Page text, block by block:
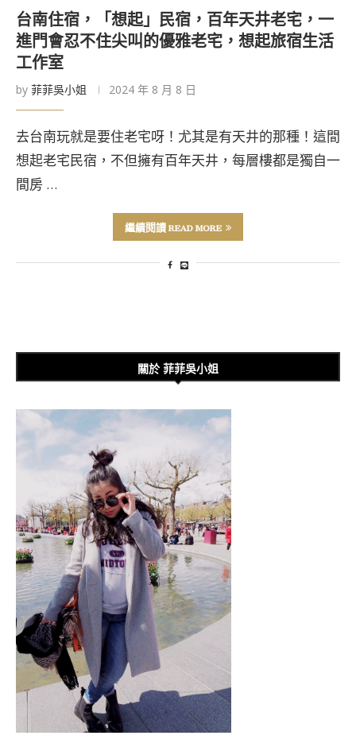
台南住宿，「想起」民宿，百年天井老宅，一
進門會忍不住尖叫的優雅老宅，想起旅宿生活
工作室
by 菲菲吳小姐 2024 年 8 月 8 日
去台南玩就是要住老宅呀！尤其是有天井的那種！這間
想起老宅民宿，不但擁有百年天井，每層樓都是獨自一
間房 …
繼續閱讀 READ MORE
關於 菲菲吳小姐